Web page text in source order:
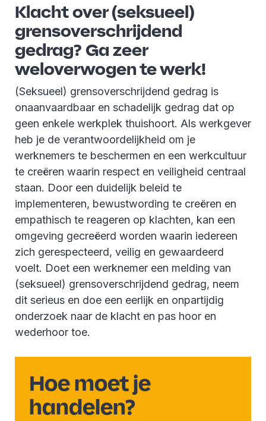
Klacht over (seksueel)
grensoverschrijdend
gedrag? Ga zeer
weloverwogen te werk!
(Seksueel) grensoverschrijdend gedrag is
onaanvaardbaar en schadelijk gedrag dat op
geen enkele werkplek thuishoort. Als werkgever
heb je de verantwoordelijkheid om je
werknemers te beschermen en een werkcultuur
te creëren waarin respect en veiligheid centraal
staan. Door een duidelijk beleid te
implementeren, bewustwording te creëren en
empathisch te reageren op klachten, kan een
omgeving gecreëerd worden waarin iedereen
zich gerespecteerd, veilig en gewaardeerd
voelt. Doet een werknemer een melding van
(seksueel) grensoverschrijdend gedrag, neem
dit serieus en doe een eerlijk en onpartijdig
onderzoek naar de klacht en pas hoor en
wederhoor toe.
Hoe moet je
handelen?